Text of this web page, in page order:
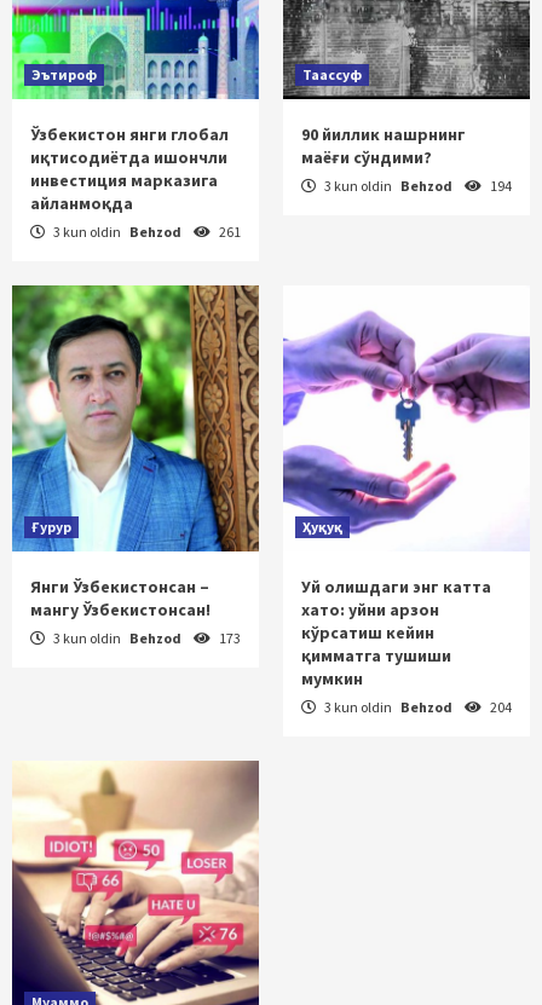
Эътироф
Ўзбекистон янги глобал
иқтисодиётда ишончли
инвестиция марказига
айланмоқда
3 kun oldin Behzod 261
Таассуф
90 йиллик нашрнинг
маёғи сўндими?
3 kun oldin Behzod 194
Ғурур
Янги Ўзбекистонсан –
мангу Ўзбекистонсан!
3 kun oldin Behzod 173
Ҳуқуқ
Уй олишдаги энг катта
хато: уйни арзон
кўрсатиш кейин
қимматга тушиши
мумкин
3 kun oldin Behzod 204